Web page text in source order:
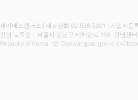
제이에스캠퍼스 | 대표전화 02-538-5301 | 사업자등
강남 교육장 : 서울시 강남구 테헤란로 108 강남센터
Republic of Korea 12, Daewangpangyo-ro